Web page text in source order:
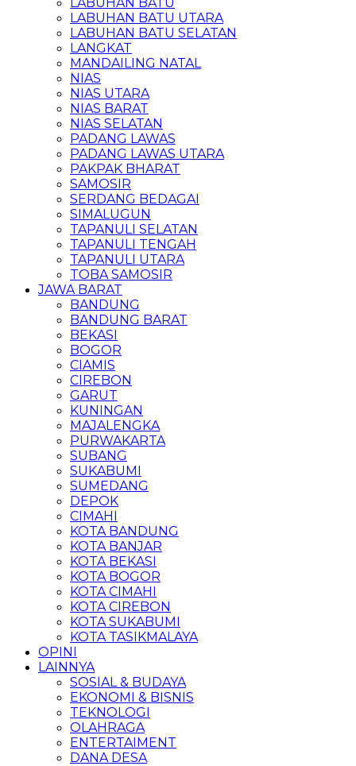
LABUHAN BATU UTARA
LABUHAN BATU SELATAN
LANGKAT
MANDAILING NATAL
NIAS
NIAS UTARA
NIAS BARAT
NIAS SELATAN
PADANG LAWAS
PADANG LAWAS UTARA
PAKPAK BHARAT
SAMOSIR
SERDANG BEDAGAI
SIMALUGUN
TAPANULI SELATAN
TAPANULI TENGAH
TAPANULI UTARA
TOBA SAMOSIR
JAWA BARAT
BANDUNG
BANDUNG BARAT
BEKASI
BOGOR
CIAMIS
CIREBON
GARUT
KUNINGAN
MAJALENGKA
PURWAKARTA
SUBANG
SUKABUMI
SUMEDANG
DEPOK
CIMAHI
KOTA BANDUNG
KOTA BANJAR
KOTA BEKASI
KOTA BOGOR
KOTA CIMAHI
KOTA CIREBON
KOTA SUKABUMI
KOTA TASIKMALAYA
OPINI
LAINNYA
SOSIAL & BUDAYA
EKONOMI & BISNIS
TEKNOLOGI
OLAHRAGA
ENTERTAIMENT
DANA DESA